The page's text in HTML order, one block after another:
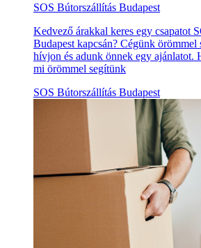
SOS Bútorszállítás Budapest
Kedvező árakkal keres egy csapatot
Budapest kapcsán? Cégünk örömmel
hívjon és adunk önnek egy ajánlatot.
mi örömmel segítünk
SOS Bútorszállítás Budapest